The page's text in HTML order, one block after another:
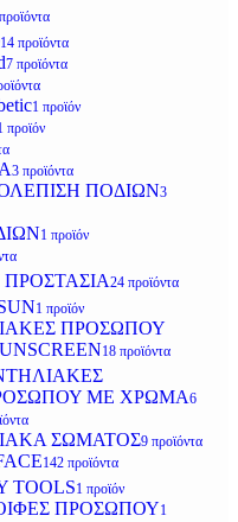
14 προϊόντα
7 προϊόντα
1 προϊόν
προϊόν
3 προϊόντα
ΠΟΔΙΩΝ3
1 προϊόν
24 προϊόντα
1 προϊόν
ΠΡΟΣΩΠΟΥ
18 προϊόντα
ΜΕ ΧΡΩΜΑ6
ΣΩΜΑΤΟΣ9 προϊόντα
142 προϊόντα
TOOLS1 προϊόν
ΠΡΟΣΩΠΟΥ1